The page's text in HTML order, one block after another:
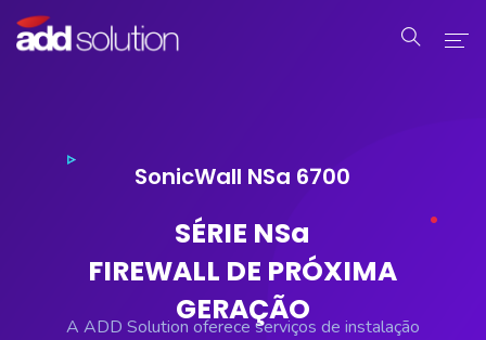
Serviços
Industrial
Sobre Nós
SonicWall NSa 6700
SÉRIE NSa
FIREWALL DE PRÓXIMA
GERAÇÃO
A ADD Solution oferece serviços de instalação